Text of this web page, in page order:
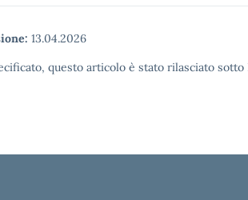
13.04.2026
questo articolo è stato rilasciato